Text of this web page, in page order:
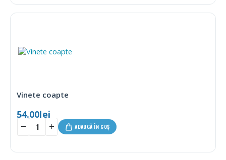
Vinete coapte
54.00lei
ADAUGĂ ÎN COȘ